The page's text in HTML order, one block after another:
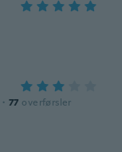
· 77 overførsler